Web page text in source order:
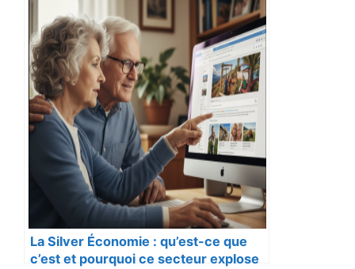
La Silver Économie : qu’est-ce que
c’est et pourquoi ce secteur explose